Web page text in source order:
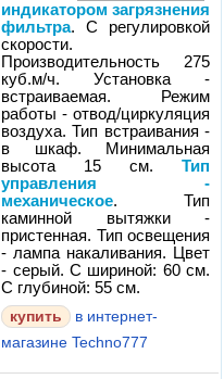
индикатором загрязнения
фильтра. С регулировкой
скорости.
Производительность 275
куб.м/ч. Установка -
встраиваемая. Режим
работы - отвод/циркуляция
воздуха. Тип встраивания -
в шкаф. Минимальная
высота 15 см.Тип
управления -
механическое. Тип
каминной вытяжки -
пристенная. Тип освещения
- лампа накаливания. Цвет
- серый. С шириной: 60 см.
С глубиной: 55 см.
в интернет-
магазине Techno777